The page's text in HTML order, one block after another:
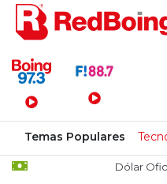
Menú
Temas Populares
Dólar Oficial: